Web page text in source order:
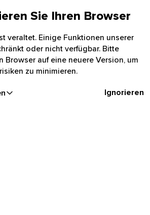
Sie Ihren Browser
veraltet. Einige Funktionen unserer
oder nicht verfügbar. Bitte
Browser auf eine neuere Version, um
zu minimieren.
Ignorieren